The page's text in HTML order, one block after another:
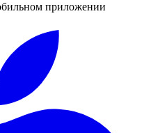
приложении